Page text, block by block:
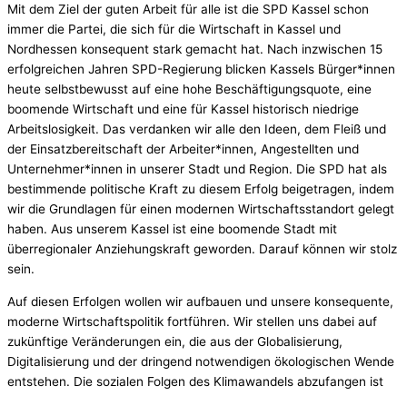
Mit dem Ziel der guten Arbeit für alle ist die SPD Kassel schon
immer die Partei, die sich für die Wirtschaft in Kassel und
Nordhessen konsequent stark gemacht hat. Nach inzwischen 15
erfolgreichen Jahren SPD-Regierung blicken Kassels Bürger*innen
heute selbstbewusst auf eine hohe Beschäftigungsquote, eine
boomende Wirtschaft und eine für Kassel historisch niedrige
Arbeitslosigkeit. Das verdanken wir alle den Ideen, dem Fleiß und
der Einsatzbereitschaft der Arbeiter*innen, Angestellten und
Unternehmer*innen in unserer Stadt und Region. Die SPD hat als
bestimmende politische Kraft zu diesem Erfolg beigetragen, indem
wir die Grundlagen für einen modernen Wirtschaftsstandort gelegt
haben. Aus unserem Kassel ist eine boomende Stadt mit
überregionaler Anziehungskraft geworden. Darauf können wir stolz
sein.
Auf diesen Erfolgen wollen wir aufbauen und unsere konsequente,
moderne Wirtschaftspolitik fortführen. Wir stellen uns dabei auf
zukünftige Veränderungen ein, die aus der Globalisierung,
Digitalisierung und der dringend notwendigen ökologischen Wende
entstehen. Die sozialen Folgen des Klimawandels abzufangen ist